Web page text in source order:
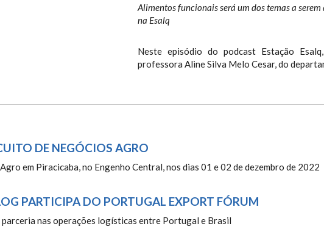
Alimentos funcionais será um dos temas a
na Esalq
Neste episódio do podcast Estação
professora Aline Silva Melo Cesar, do
DE NEGÓCIOS AGRO
em Piracicaba, no Engenho Central, nos dias 01 e 02 de dezembro de 2022
PARTICIPA DO PORTUGAL EXPORT FÓRUM
nas operações logísticas entre Portugal e Brasil